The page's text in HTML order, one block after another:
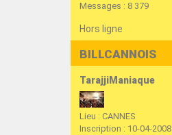
Messages : 8 379
Hors ligne
BILLCANNOIS
TarajjiManiaque
Lieu : CANNES
Inscription : 10-04-2008